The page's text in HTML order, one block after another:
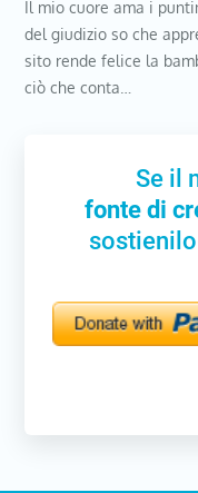
Il mio cuore ama i
del giudizio so che
sito rende felice la
ciò che conta…
Se il
fonte di